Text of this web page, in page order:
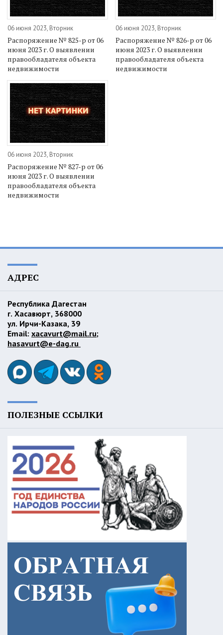
06 июня 2023, Вторник
Распоряжение № 825-р от 06
июня 2023 г. О выявлении
правообладателя объекта
недвижимости
06 июня 2023, Вторник
Распоряжение № 826-р от 06
июня 2023 г. О выявлении
правообладателя объекта
недвижимости
06 июня 2023, Вторник
Распоряжение № 827-р от 06
июня 2023 г. О выявлении
правообладателя объекта
недвижимости
АДРЕС
Республика Дагестан
г. Хасавюрт, 368000
ул. Ирчи-Казака, 39
Email: xacavurt@mail.ru;
hasavurt@e-dag.ru
ПОЛЕЗНЫЕ ССЫЛКИ